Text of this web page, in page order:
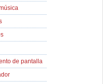
de pantalla